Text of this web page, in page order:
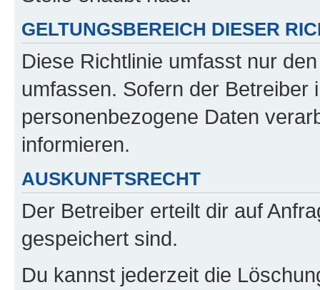
GELTUNGSBEREICH DIESER
Diese Richtlinie umfasst nur
umfassen. Sofern der
personenbezogene Daten
informieren.
AUSKUNFTSRECHT
Der Betreiber erteilt dir auf
gespeichert sind.
Du kannst jederzeit die